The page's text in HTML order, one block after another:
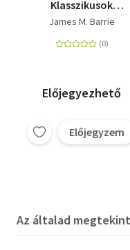
Klasszikusok
kisebbeknek
James M. Barrie
Előjegyezhető
Előjegyzem
Az általad